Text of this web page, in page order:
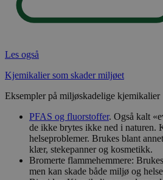
Les også
Kjemikalier som skader miljøet
Eksempler på miljøskadelige kjemikalier
PFAS og fluorstoffer. Også kalt
de ikke brytes ikke ned i naturen.
helseproblemer. Brukes blant
klær, stekepanner og kosmetikk.
Bromerte flammehemmere:
men kan skade både miljø og